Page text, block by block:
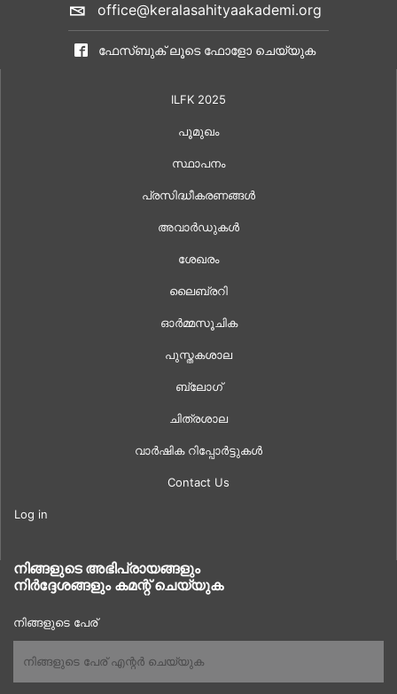
office@keralasahityaakademi.org
ഫേസ്ബുക് ലൂടെ ഫോളോ ചെയ്യുക
ILFK 2025
പൂമുഖം
സ്ഥാപനം
പ്രസിദ്ധീകരണങ്ങൾ
അവാർഡുകൾ
ശേഖരം
ലൈബ്രറി
ഓർമ്മസൂചിക
പുസ്തകശാല
ബ്ലോഗ്
ചിത്രശാല
വാർഷിക റിപ്പോർട്ടുകൾ
Contact Us
Log in
നിങ്ങളുടെ അഭിപ്രായങ്ങളും
നിർദ്ദേശങ്ങളും കമന്റ് ചെയ്യുക
നിങ്ങളുടെ പേര്